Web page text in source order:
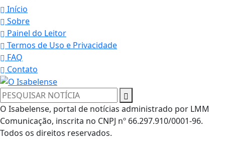
Início
Sobre
Painel do Leitor
Termos de Uso e Privacidade
FAQ
Contato
O Isabelense, portal de notícias administrado por LMM
Comunicação, inscrita no CNPJ nº 66.297.910/0001-96.
Todos os direitos reservados.
Termos de Uso e Privacidade
Esse site utiliza cookies para melhorar sua